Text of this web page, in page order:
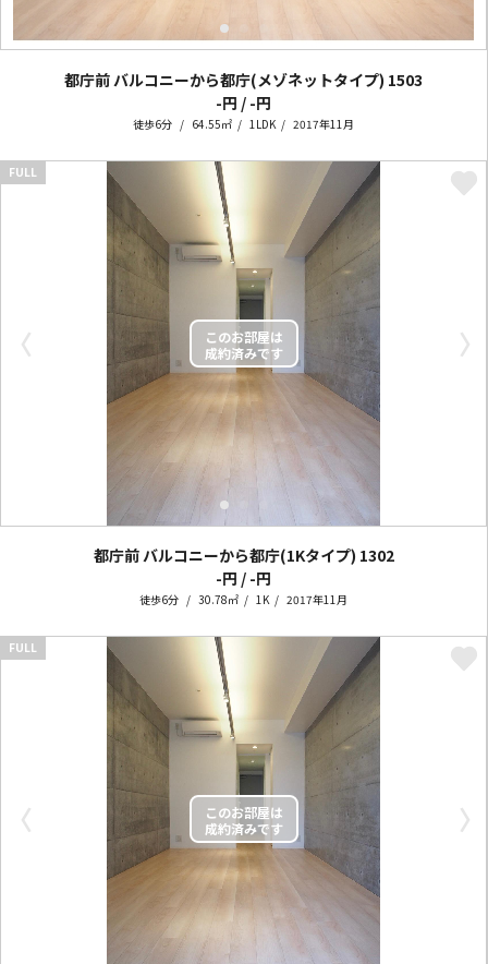
都庁前 バルコニーから都庁(メゾネットタイプ) 1503
-円 / -円
徒歩6分 64.55㎡ 1LDK 2017年11月
〈 〉
FULL
都庁前 バルコニーから都庁(1Kタイプ) 1302
-円 / -円
徒歩6分 30.78㎡ 1K 2017年11月
〈 〉
FULL